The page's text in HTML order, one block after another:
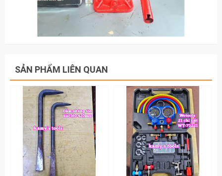
SẢN PHẨM LIÊN QUAN